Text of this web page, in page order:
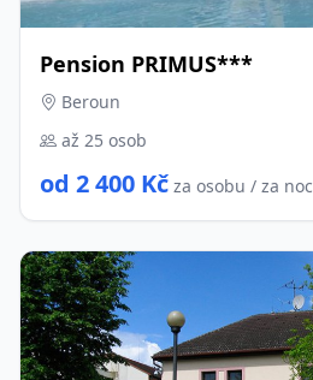
Pension PRIMUS***
Beroun
až 25 osob
od 2 400 Kč za osobu / za noc